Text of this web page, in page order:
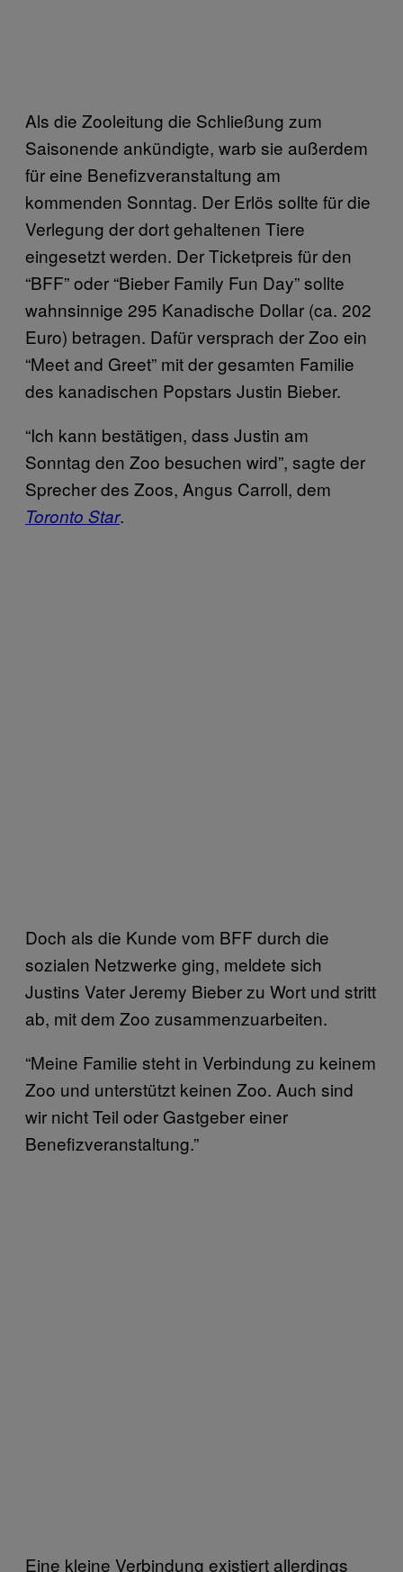
Als die Zooleitung die Schließung zum
Saisonende ankündigte, warb sie außerdem
für eine Benefizveranstaltung am
kommenden Sonntag. Der Erlös sollte für die
Verlegung der dort gehaltenen Tiere
eingesetzt werden. Der Ticketpreis für den
“BFF” oder “Bieber Family Fun Day” sollte
wahnsinnige 295 Kanadische Dollar (ca. 202
Euro) betragen. Dafür versprach der Zoo ein
“Meet and Greet” mit der gesamten Familie
des kanadischen Popstars Justin Bieber.
“Ich kann bestätigen, dass Justin am
Sonntag den Zoo besuchen wird”, sagte der
Sprecher des Zoos, Angus Carroll, dem
Toronto Star.
Doch als die Kunde vom BFF durch die
sozialen Netzwerke ging, meldete sich
Justins Vater Jeremy Bieber zu Wort und stritt
ab, mit dem Zoo zusammenzuarbeiten.
“Meine Familie steht in Verbindung zu keinem
Zoo und unterstützt keinen Zoo. Auch sind
wir nicht Teil oder Gastgeber einer
Benefizveranstaltung.”
Eine kleine Verbindung existiert allerdings